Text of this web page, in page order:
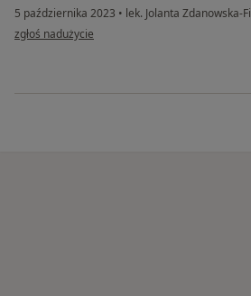
5 października 2023 • lek. Jolanta Zdanowska-
w opinii użytkownika Ewa
zgłoś nadużycie